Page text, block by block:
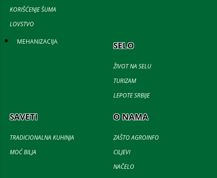
KORIŠĆENJE ŠUMA
LOVSTVO
MEHANIZACIJA SELO
ŽIVOT NA SELU
TURIZAM
LEPOTE SRBIJE
SAVETI
TRADICIONALNA KUHINJA
MOĆ BILJA
O NAMA
ZAŠTO AGROINFO
CILJEVI
NAČELO